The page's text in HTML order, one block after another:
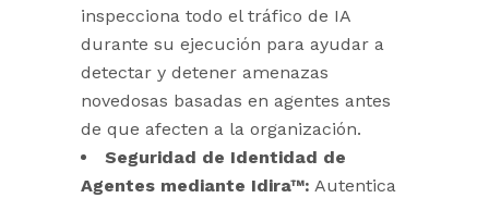
inspecciona todo el tráfico de IA
durante su ejecución para ayudar a
detectar y detener amenazas
novedosas basadas en agentes antes
de que afecten a la organización.
Seguridad de Identidad de
Agentes mediante Idira™: Autentica